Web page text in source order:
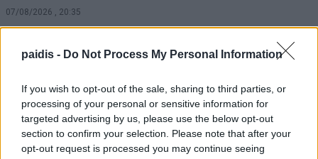
paidis - Do Not Process My Personal Information
If you wish to opt-out of the sale, sharing to third parties, or
processing of your personal or sensitive information for
targeted advertising by us, please use the below opt-out
section to confirm your selection. Please note that after your
opt-out request is processed you may continue seeing
07/08/2026 , 20:35
Εορτασμός της Μεταμόρφωσης στο
με νέα ομαδική βάπτιση
07/08/2026 , 20:17
Αύριο Σάββατο στη Γιάννουλη η κηδεία